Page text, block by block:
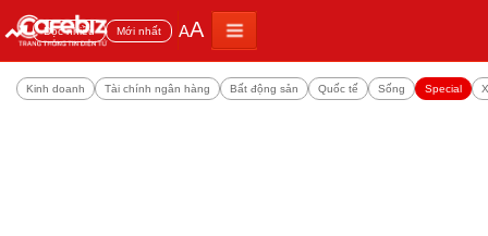
Đọc nhiều Mới nhất AA
Kinh doanh Tài chính ngân hàng Bất động sản Quốc tế Sống Special